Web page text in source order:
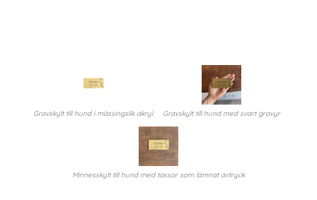
Gravskylt till hund i mässingslik akryl Gravskylt till hund med svart gravyr
Minnesskylt till hund med tassar som lämnat avtryck